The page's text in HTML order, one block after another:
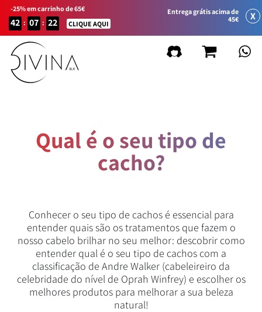
-25% em carrinho de 65€
42 : 07 : 22 CLIQUE AQUI
Entrega grátis acima de
45€
X
Qual é o seu tipo de
cacho?
Conhecer o seu tipo de cachos é essencial para
entender quais são os tratamentos que fazem o
nosso cabelo brilhar no seu melhor: descobrir como
entender qual é o seu tipo de cachos com a
classificação de Andre Walker (cabeleireiro da
celebridade do nível de Oprah Winfrey) e escolher os
melhores produtos para melhorar a sua beleza
natural!